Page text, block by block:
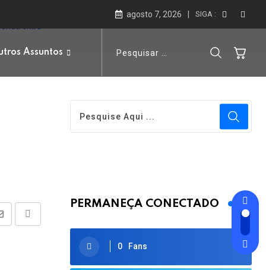
agosto 7, 2026 SIGA :
Assuntos
PERMANEÇA CONECTADO
0 Fans